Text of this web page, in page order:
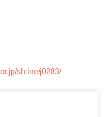
shrine/j0283/